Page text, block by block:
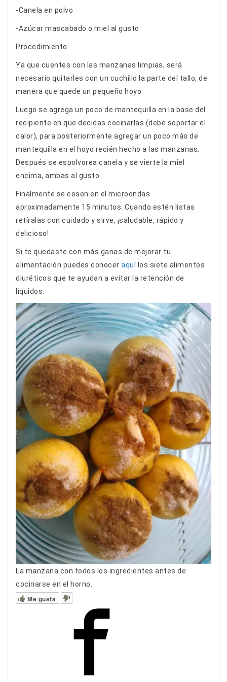
-Canela en polvo
-Azúcar mascabado o miel al gusto
Procedimiento:
Ya que cuentes con las manzanas limpias, será
necesario quitarles con un cuchillo la parte del tallo, de
manera que quede un pequeño hoyo.
Luego se agrega un poco de mantequilla en la base del
recipiente en que decidas cocinarlas (debe soportar el
calor), para posteriormente agregar un poco más de
mantequilla en el hoyo recién hecho a las manzanas.
Después se espolvorea canela y se vierte la miel
encima, ambas al gusto.
Finalmente se cosen en el microondas
aproximadamente 15 minutos. Cuando estén listas
retíralas con cuidado y sirve, ¡saludable, rápido y
delicioso!
Si te quedaste con más ganas de mejorar tu
alimentación puedes conocer aquílos siete alimentos
diuréticos que te ayudan a evitar la retención de
líquidos.
La manzana con todos los ingredientes antes de
cocinarse en el horno.
Me gusta